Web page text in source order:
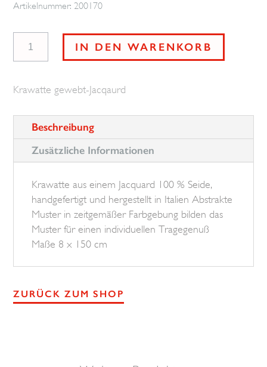
Artikelnummer: 200170
BROSKA
IN DEN WARENKORB
Krawatte gewebt-Jacqaurd
Beschreibung
Zusätzliche Informationen
Krawatte aus einem Jacquard 100 % Seide,
handgefertigt und hergestellt in Italien Abstrakte
Muster in zeitgemäßer Farbgebung bilden das
Muster für einen individuellen Tragegenuß
Maße 8 x 150 cm
ZURÜCK ZUM SHOP